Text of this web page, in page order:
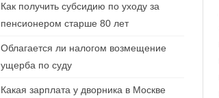
Как получить субсидию по уходу за
пенсионером старше 80 лет
Облагается ли налогом возмещение
ущерба по суду
Какая зарплата у дворника в Москве